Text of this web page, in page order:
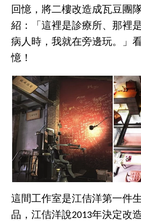
回憶，將二樓改造成瓦豆團
紹：「這裡是診療所、那裡
病人時，我就在旁邊玩。」
憶！
這間工作室是江佶洋第一件
品，江佶洋說2013年決定改